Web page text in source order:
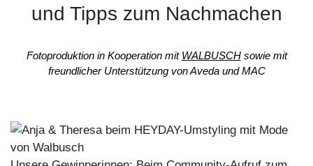
und Tipps zum Nachmachen
Fotoproduktion in Kooperation mit WALBUSCHsowie mit
freundlicher Unterstützung von Aveda und MAC